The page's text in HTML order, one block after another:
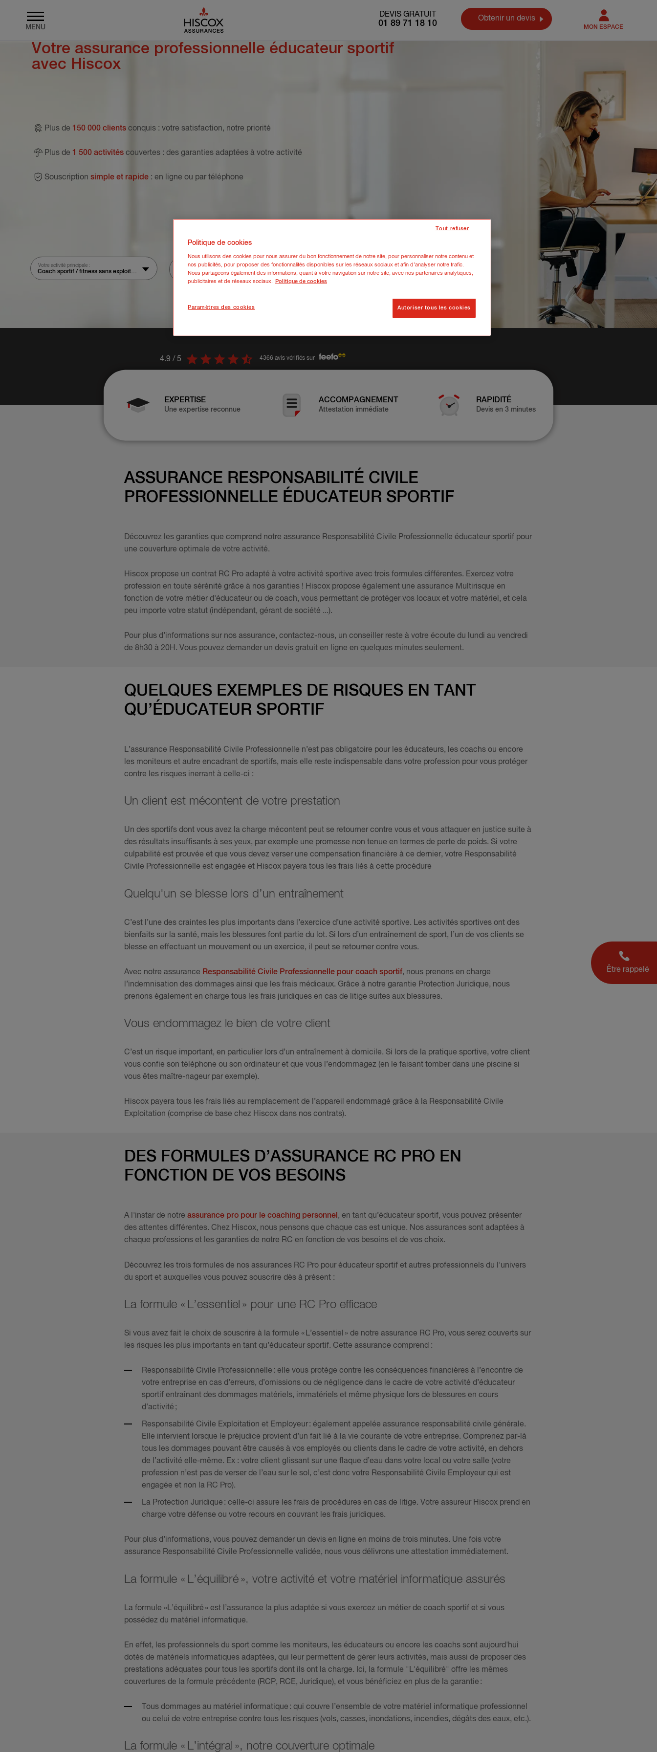
Skip to main content
MENU
DEVIS GRATUIT
01 89 71 18 10
Obtenir un devis
Être rappelé
MON ESPACE
Votre assurance professionnelle éducateur sportif
avec Hiscox
Plus de 150 000 clients conquis : votre satisfaction, notre priorité
Plus de 1 500 activités couvertes : des garanties adaptées à votre activité
Souscription simple et rapide : en ligne ou par téléphone
Votre activité principale :
Coach sportif / fitness sans exploitation d’établissements / équipements sportifs – hors sports mécaniques, sports extrêmes, équitation
Votre chiffre d'affaires :
4.9 / 5 4366 avis vérifiés sur
EXPERTISE
Une expertise reconnue
ACCOMPAGNEMENT
Attestation immédiate
RAPIDITÉ
Devis en 3 minutes
ASSURANCE RESPONSABILITÉ CIVILE
PROFESSIONNELLE ÉDUCATEUR SPORTIF
Découvrez les garanties que comprend notre assurance Responsabilité Civile Professionnelle éducateur sportif pour
une couverture optimale de votre activité.
Hiscox propose un contrat RC Pro adapté à votre activité sportive avec trois formules différentes. Exercez votre
profession en toute sérénité grâce à nos garanties ! Hiscox propose également une assurance Multirisque en
fonction de votre métier d'éducateur ou de coach, vous permettant de protéger vos locaux et votre matériel, et cela
peu importe votre statut (indépendant, gérant de société ...).
Pour plus d’informations sur nos assurance, contactez-nous, un conseiller reste à votre écoute du lundi au vendredi
de 8h30 à 20H. Vous pouvez demander un devis gratuit en ligne en quelques minutes seulement.
QUELQUES EXEMPLES DE RISQUES EN TANT
QU’ÉDUCATEUR SPORTIF
L’assurance Responsabilité Civile Professionnelle n’est pas obligatoire pour les éducateurs, les coachs ou encore
les moniteurs et autre encadrant de sportifs, mais elle reste indispensable dans votre profession pour vous protéger
contre les risques inerrant à celle-ci :
Un client est mécontent de votre prestation
Un des sportifs dont vous avez la charge mécontent peut se retourner contre vous et vous attaquer en justice suite à
des résultats insuffisants à ses yeux, par exemple une promesse non tenue en termes de perte de poids. Si votre
culpabilité est prouvée et que vous devez verser une compensation financière à ce dernier, votre Responsabilité
Civile Professionnelle est engagée et Hiscox payera tous les frais liés à cette procédure
Quelqu'un se blesse lors d’un entraînement
C’est l’une des craintes les plus importants dans l’exercice d’une activité sportive. Les activités sportives ont des
bienfaits sur la santé, mais les blessures font partie du lot. Si lors d’un entraînement de sport, l’un de vos clients se
blesse en effectuant un mouvement ou un exercice, il peut se retourner contre vous.
Avec notre assurance Responsabilité Civile Professionnelle pour coach sportif, nous prenons en charge
l’indemnisation des dommages ainsi que les frais médicaux. Grâce à notre garantie Protection Juridique, nous
prenons également en charge tous les frais juridiques en cas de litige suites aux blessures.
Vous endommagez le bien de votre client
C’est un risque important, en particulier lors d’un entraînement à domicile. Si lors de la pratique sportive, votre client
vous confie son téléphone ou son ordinateur et que vous l’endommagez (en le faisant tomber dans une piscine si
vous êtes maître-nageur par exemple).
Hiscox payera tous les frais liés au remplacement de l’appareil endommagé grâce à la Responsabilité Civile
Exploitation (comprise de base chez Hiscox dans nos contrats).
DES FORMULES D’ASSURANCE RC PRO EN
FONCTION DE VOS BESOINS
A l'instar de notre assurance pro pour le coaching personnel, en tant qu’éducateur sportif, vous pouvez présenter
des attentes différentes. Chez Hiscox, nous pensons que chaque cas est unique. Nos assurances sont adaptées à
chaque professions et les garanties de notre RC en fonction de vos besoins et de vos choix.
Découvrez les trois formules de nos assurances RC Pro pour éducateur sportif et autres professionnels du l'univers
du sport et auxquelles vous pouvez souscrire dès à présent :
La formule « L’essentiel » pour une RC Pro efficace
Si vous avez fait le choix de souscrire à la formule « L’essentiel » de notre assurance RC Pro, vous serez couverts sur
les risques les plus importants en tant qu’éducateur sportif. Cette assurance comprend :
Responsabilité Civile Professionnelle : elle vous protège contre les conséquences financières à l’encontre de
votre entreprise en cas d’erreurs, d’omissions ou de négligence dans le cadre de votre activité d’éducateur
sportif entraînant des dommages matériels, immatériels et même physique lors de blessures en cours
d'activité ;
Responsabilité Civile Exploitation et Employeur : également appelée assurance responsabilité civile générale.
Elle intervient lorsque le préjudice provient d’un fait lié à la vie courante de votre entreprise. Comprenez par-là
tous les dommages pouvant être causés à vos employés ou clients dans le cadre de votre activité, en dehors
de l’activité elle-même. Ex : votre client glissant sur une flaque d’eau dans votre local ou votre salle (votre
profession n’est pas de verser de l’eau sur le sol, c’est donc votre Responsabilité Civile Employeur qui est
engagée et non la RC Pro).
La Protection Juridique : celle-ci assure les frais de procédures en cas de litige. Votre assureur Hiscox prend en
charge votre défense ou votre recours en couvrant les frais juridiques.
Pour plus d’informations, vous pouvez demander un devis en ligne en moins de trois minutes. Une fois votre
assurance Responsabilité Civile Professionnelle validée, nous vous délivrons une attestation immédiatement.
La formule « L’équilibré », votre activité et votre matériel informatique assurés
La formule «L’équilibré » est l’assurance la plus adaptée si vous exercez un métier de coach sportif et si vous
possédez du matériel informatique.
En effet, les professionnels du sport comme les moniteurs, les éducateurs ou encore les coachs sont aujourd'hui
dotés de matériels informatiques adaptées, qui leur permettent de gérer leurs activités, mais aussi de proposer des
prestations adéquates pour tous les sportifs dont ils ont la charge. Ici, la formule "L'équilibré" offre les mêmes
couvertures de la formule précédente (RCP, RCE, Juridique), et vous bénéficiez en plus de la garantie :
Tous dommages au matériel informatique : qui couvre l’ensemble de votre matériel informatique professionnel
ou celui de votre entreprise contre tous les risques (vols, casses, inondations, incendies, dégâts des eaux, etc.).
La formule « L’intégral », notre couverture optimale
Politique de cookies
Nous utilisons des cookies pour nous assurer du bon fonctionnement de notre site, pour personnaliser notre contenu et
nos publicités, pour proposer des fonctionnalités disponibles sur les réseaux sociaux et afin d’analyser notre trafic.
Nous partageons également des informations, quant à votre navigation sur notre site, avec nos partenaires analytiques,
publicitaires et de réseaux sociaux. Politique de cookies
Paramètres des cookies
Tout refuser
Autoriser tous les cookies